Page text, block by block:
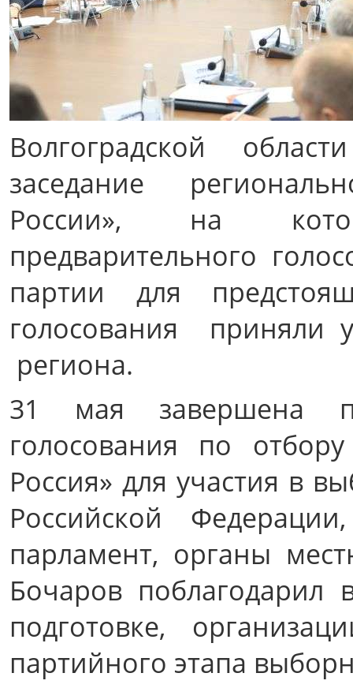
Волгоградской
заседание
России», на
предварительного
партии для
голосования приняли
региона.
31 мая завершена
голосования по
Россия» для участия в
Российской
парламент, органы
Бочаров поблагодарил
подготовке,
партийного этапа